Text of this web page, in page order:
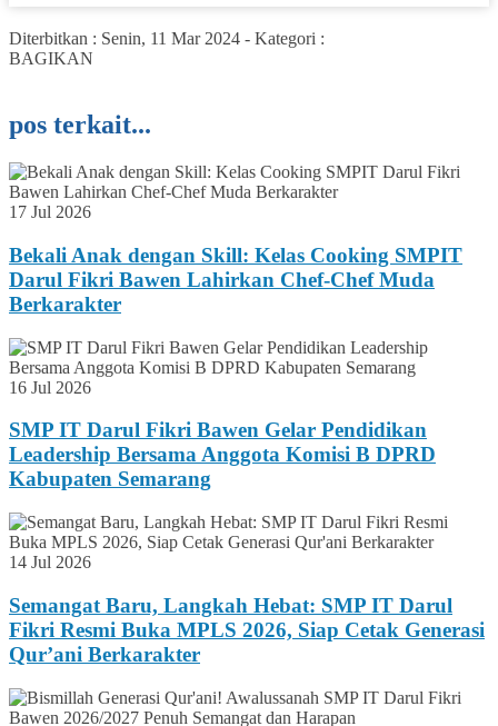
Diterbitkan : Senin, 11 Mar 2024 - Kategori :
BAGIKAN
pos terkait...
17 Jul 2026
Bekali Anak dengan Skill: Kelas Cooking SMPIT
Darul Fikri Bawen Lahirkan Chef-Chef Muda
Berkarakter
16 Jul 2026
SMP IT Darul Fikri Bawen Gelar Pendidikan
Leadership Bersama Anggota Komisi B DPRD
Kabupaten Semarang
14 Jul 2026
Semangat Baru, Langkah Hebat: SMP IT Darul
Fikri Resmi Buka MPLS 2026, Siap Cetak Generasi
Qur’ani Berkarakter